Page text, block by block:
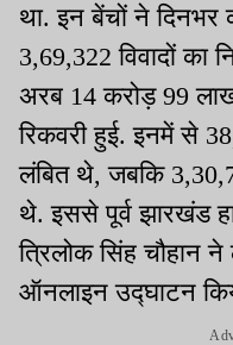
था. इन बेंचों ने दिनभर
3,69,322 विवादों का
अरब 14 करोड़ 99
रिकवरी हुई. इनमें से
लंबित थे, जबकि
थे. इससे पूर्व झारखंड
त्रिलोक सिंह चौहान
ऑनलाइन उद्घाटन